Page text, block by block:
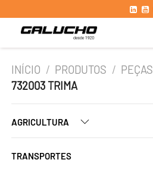
INÍCIO / PRODUTOS / PEÇAS
732003 TRIMA
AGRICULTURA
TRANSPORTES